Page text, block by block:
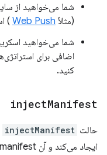
(مثلاً Web Push
)
شما می‌خواهید
اضافی برای
کنید.
injectManifest
حالت injectManifest